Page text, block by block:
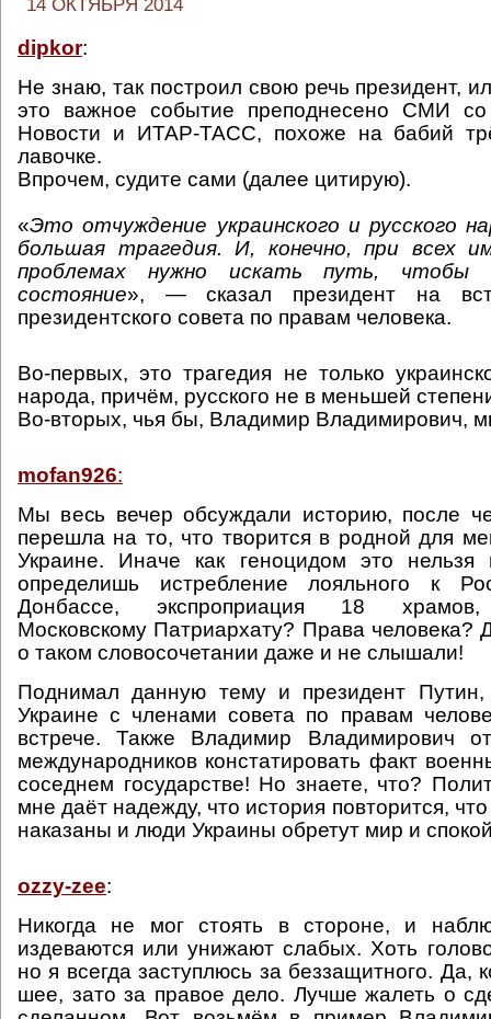
14 ОКТЯБРЯ 2014
dipkor:
Не знаю, так построил свою речь президент,
это важное событие преподнесено СМИ
Новости и ИТАР-ТАСС, похоже на бабий
лавочке.
Впрочем, судите сами (далее цитирую).
«Это отчуждение украинского и русского
большая трагедия. И, конечно, при всех
проблемах нужно искать путь, чтобы
состояние», — сказал президент на
президентского совета по правам человека.
Во-первых, это трагедия не только
народа, причём, русского не в меньшей
Во-вторых, чья бы, Владимир Владимирович,
mofan926:
Мы весь вечер обсуждали историю, после
перешла на то, что творится в родной для
Украине. Иначе как геноцидом это нельзя
определишь истребление лояльного к
Донбассе, экспроприация 18 храмов,
Московскому Патриархату? Права человека?
о таком словосочетании даже и не слышали!
Поднимал данную тему и президент Путин,
Украине с членами совета по правам
встрече. Также Владимир Владимирович
международников констатировать факт
соседнем государстве! Но знаете, что?
мне даёт надежду, что история повторится,
наказаны и люди Украины обретут мир и
ozzy-zee:
Никогда не мог стоять в стороне, и
издеваются или унижают слабых. Хоть
но я всегда заступлюсь за беззащитного. Да,
шее, зато за правое дело. Лучше жалеть о